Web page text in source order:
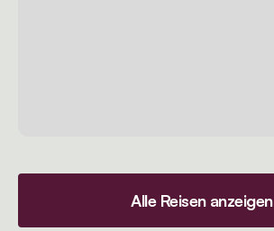
Alle Reisen anzeigen